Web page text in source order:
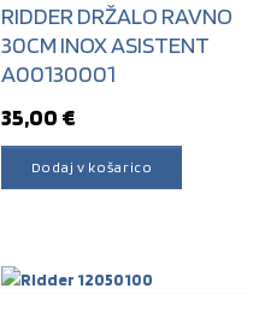
RIDDER DRŽALO RAVNO
30CM INOX ASISTENT
A00130001
35,00 €
Dodaj v košarico